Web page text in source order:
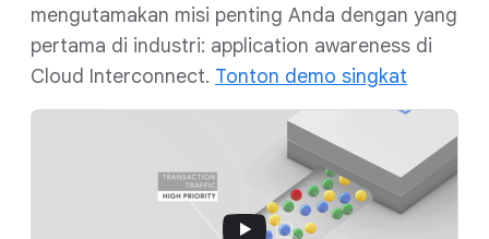
mengutamakan misi penting Anda dengan yang
pertama di industri: application awareness di
Cloud Interconnect. Tonton demo singkat